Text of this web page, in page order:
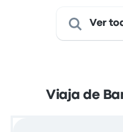
Ver
Viaja de